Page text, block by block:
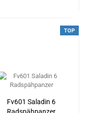
TOP
Fv601 Saladin 6
Radspähpanzer